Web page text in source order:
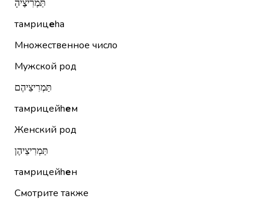
תַּמְרִיצֶיהָ
тамрицеhа
Множественное число
Мужской род
תַּמְרִיצֵיהֶם
тамрицейhем
Женский род
תַּמְרִיצֵיהֶן
тамрицейhен
Смотрите также